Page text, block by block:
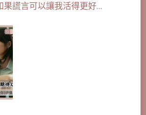
果謊言可以讓我活得更好…